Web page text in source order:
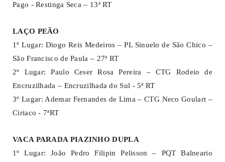
Pago - Restinga Seca – 13ª RT
LAÇO PEÃO
1º Lugar: Diogo Reis Medeiros – PL Sinuelo de São Chico –
São Francisco de Paula – 27ª RT
2º Lugar: Paulo Ceser Rosa Pereira – CTG Rodeio de
Encruzilhada – Encruzilhada do Sul - 5ª RT
3º Lugar: Ademar Fernandes de Lima – CTG Neco Goulart –
Ciriaco - 7ªRT
VACA PARADA PIAZINHO DUPLA
1º Lugar: João Pedro Filipin Pelisson – PQT Balneario